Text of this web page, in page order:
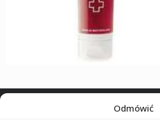
Odmówić
2014 - 2026 © elnino